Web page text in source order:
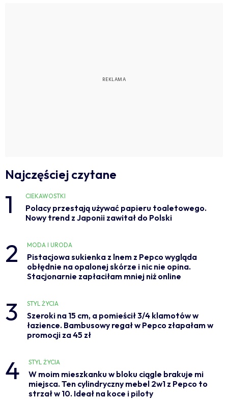
Najczęściej czytane
1 CIEKAWOSTKI
Polacy przestają używać papieru toaletowego.
Nowy trend z Japonii zawitał do Polski
2 MODA I URODA
Pistacjowa sukienka z lnem z Pepco wygląda
obłędnie na opalonej skórze i nic nie opina.
Stacjonarnie zapłaciłam mniej niż online
3 STYL ŻYCIA
Szeroki na 15 cm, a pomieścił 3/4 klamotów w
łazience. Bambusowy regał w Pepco złapałam w
promocji za 45 zł
4 STYL ŻYCIA
W moim mieszkanku w bloku ciągle brakuje mi
miejsca. Ten cylindryczny mebel 2w1 z Pepco to
strzał w 10. Ideał na koce i piloty